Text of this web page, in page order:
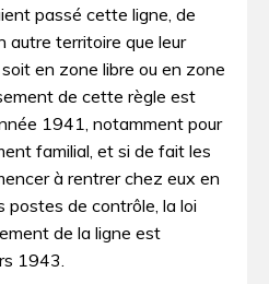
passé cette ligne, de
autre territoire que leur
soit en zone libre ou en zone
de cette règle est
1941, notamment pour
familial, et si de fait les
à rentrer chez eux en
postes de contrôle, la loi
de la ligne est
1943.